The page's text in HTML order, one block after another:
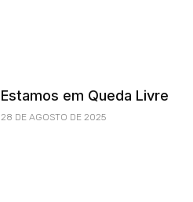
Estamos em Queda Livre
28 DE AGOSTO DE 2025